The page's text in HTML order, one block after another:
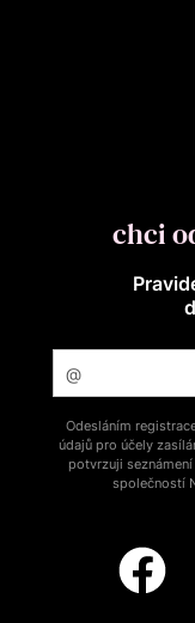
chci
Odesláním
údajů pro účely
potvrzuji seznámení
společností